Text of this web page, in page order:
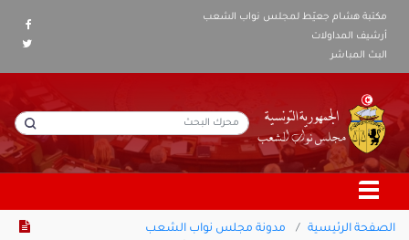
مكتبة هشام جعيّط لمجلس نواب الشعب
أرشيف المداولات
البث المباشر
الصفحة الرئيسية
مدونة مجلس نواب الشعب